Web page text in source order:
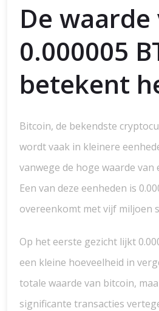
De waarde
0.000005
betekent
Bitcoin, de bekendste
wordt vaak in kleinere
vanwege de hoge waarde van
Een van deze eenheden is
overeenkomt met vijf miljoen
Op het eerste gezicht lijkt
een kleine hoeveelheid in
totale waarde van bitcoin,
significante transacties